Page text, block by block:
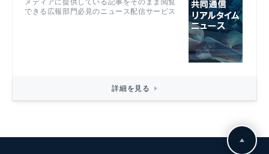
メディアに提供している記事をそのまま閲覧
できる広報部門必見のニュース配信サービス
詳細を見る